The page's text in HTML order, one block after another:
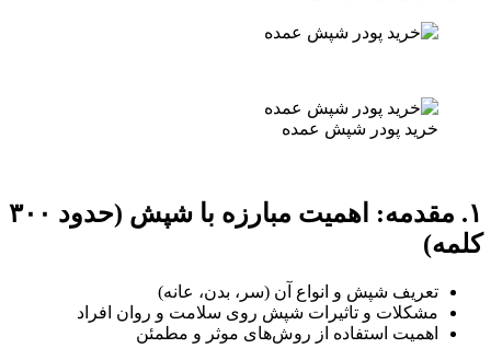
خرید پودر شپش عمده
۱. مقدمه: اهمیت مبارزه با شپش (حدود ۳۰۰
کلمه)
تعریف شپش و انواع آن (سر، بدن، عانه)
مشکلات و تاثیرات شپش روی سلامت و روان افراد
اهمیت استفاده از روش‌های موثر و مطمئن